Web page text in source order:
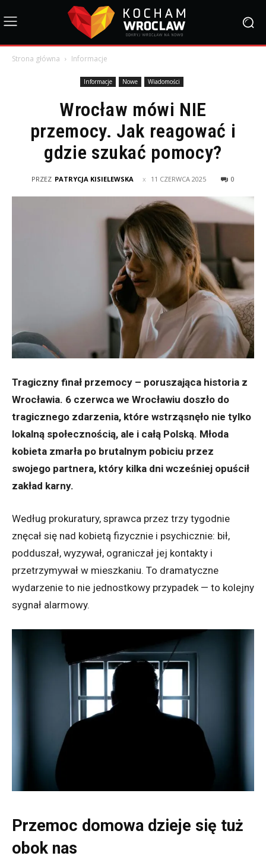
Strona główna Informacje
Informacje Nowe Wiadomości
Wrocław mówi NIE
przemocy. Jak reagować i
gdzie szukać pomocy?
PRZEZ PATRYCJA KISIELEWSKA 11 CZERWCA 2025 0
Tragiczny finał przemocy – poruszająca historia z
Wrocławia. 6 czerwca we Wrocławiu doszło do
tragicznego zdarzenia, które wstrząsnęło nie tylko
lokalną społecznością, ale i całą Polską. Młoda
kobieta zmarła po brutalnym pobiciu przez
swojego partnera, który kilka dni wcześniej opuścił
zakład karny.
Według prokuratury, sprawca przez trzy tygodnie
znęcał się nad kobietą fizycznie i psychicznie: bił,
podduszał, wyzywał, ograniczał jej kontakty i
przetrzymywał w mieszkaniu. To dramatyczne
wydarzenie to nie jednostkowy przypadek — to kolejny
sygnał alarmowy.
Przemoc domowa dzieje się tuż
obok nas